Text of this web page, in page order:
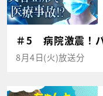
＃5 病院激震！
8月4日(火)放送分